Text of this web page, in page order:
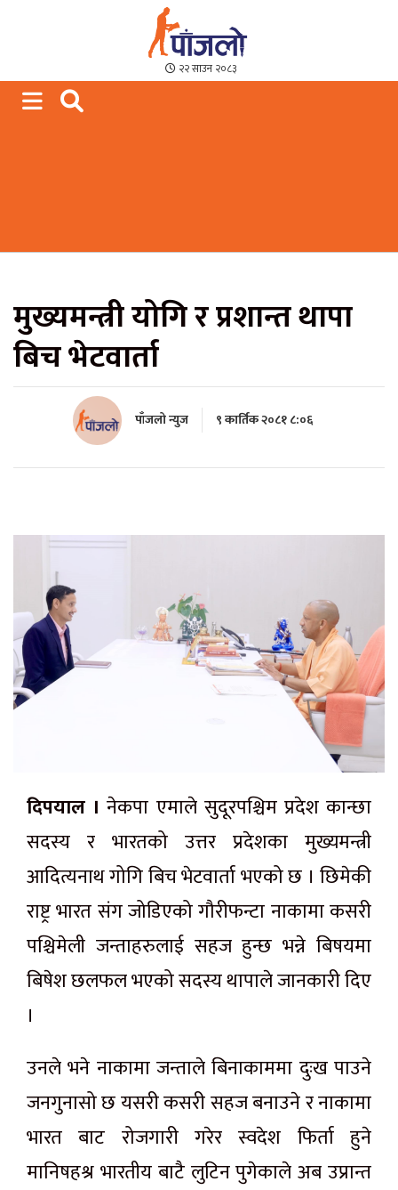
Paajalo News
We are from Far West Nepal
२२ साउन २०८३
मुख्यमन्त्री योगि र प्रशान्त थापा
बिच भेटवार्ता
पाँजलो न्युज ९ कार्तिक २०८१ ८:०६
दिपयाल । नेकपा एमाले सुदूरपश्चिम प्रदेश कान्छा
सदस्य र भारतको उत्तर प्रदेशका मुख्यमन्त्री
आदित्यनाथ गोगि बिच भेटवार्ता भएको छ । छिमेकी
राष्ट्र भारत संग जोडिएको गौरीफन्टा नाकामा कसरी
पश्चिमेली जन्ताहरुलाई सहज हुन्छ भन्ने बिषयमा
बिषेश छलफल भएको सदस्य थापाले जानकारी दिए
।
उनले भने नाकामा जन्ताले बिनाकाममा दुःख पाउने
जनगुनासो छ यसरी कसरी सहज बनाउने र नाकामा
भारत बाट रोजगारी गरेर स्वदेश फिर्ता हुने
मानिषहश्र भारतीय बाटै लुटिन पुगेकाले अब उप्रान्त